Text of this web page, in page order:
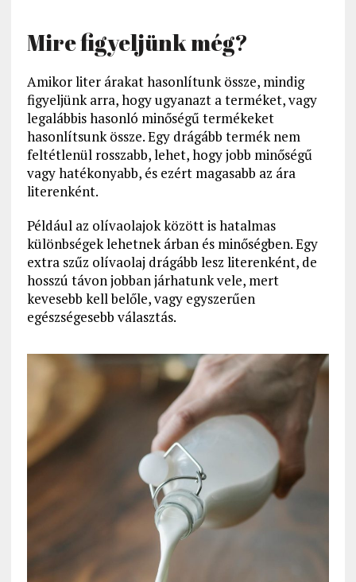
Mire figyeljünk még?
Amikor liter árakat hasonlítunk össze, mindig
figyeljünk arra, hogy ugyanazt a terméket, vagy
legalábbis hasonló minőségű termékeket
hasonlítsunk össze. Egy drágább termék nem
feltétlenül rosszabb, lehet, hogy jobb minőségű
vagy hatékonyabb, és ezért magasabb az ára
literenként.
Például az olívaolajok között is hatalmas
különbségek lehetnek árban és minőségben. Egy
extra szűz olívaolaj drágább lesz literenként, de
hosszú távon jobban járhatunk vele, mert
kevesebb kell belőle, vagy egyszerűen
egészségesebb választás.